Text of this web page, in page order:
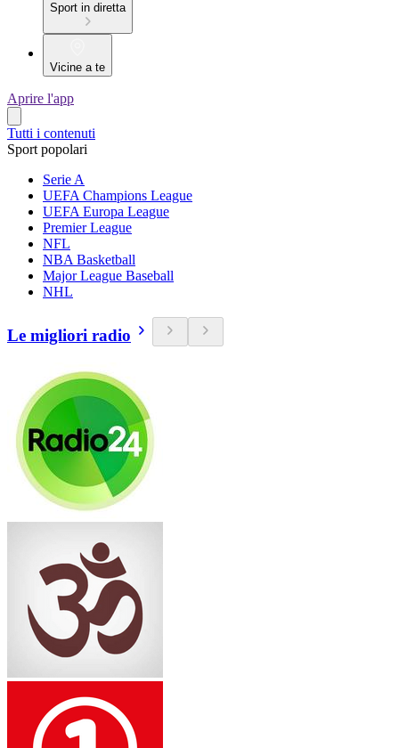
Sport in diretta
Vicine a te
Aprire l'app
Tutti i contenuti
Sport popolari
Serie A
UEFA Champions League
UEFA Europa League
Premier League
NFL
NBA Basketball
Major League Baseball
NHL
Le migliori radio